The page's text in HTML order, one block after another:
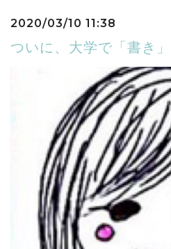
2020/03/10 11:38
ついに、大学で「書き